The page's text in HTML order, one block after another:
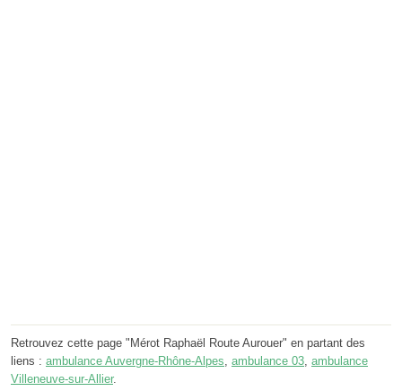
Retrouvez cette page "Mérot Raphaël Route Aurouer" en partant des
liens : ambulance Auvergne-Rhône-Alpes ambulance 03 ambulance
Villeneuve-sur-Allier.